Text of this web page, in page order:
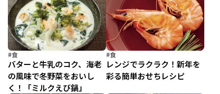
#食
バターと牛乳のコク、海老
の風味で冬野菜をおいし
く！「ミルクえび鍋」
#食
レンジでラクラク！新年を
彩る簡単おせちレシピ